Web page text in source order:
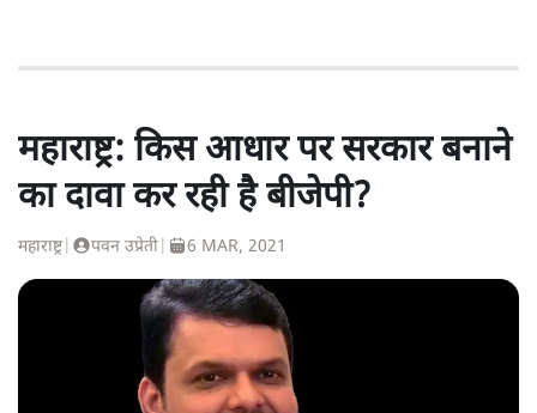
महाराष्ट्र: किस आधार पर सरकार बनाने
का दावा कर रही है बीजेपी?
महाराष्ट्र| पवन उप्रेती 6 MAR, 2021